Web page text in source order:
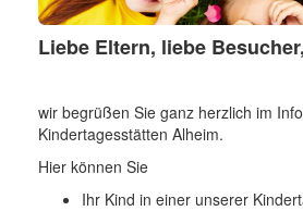
Liebe Eltern, liebe Besucher,
wir begrüßen Sie ganz herzlich im
Kindertagesstätten Alheim.
Hier können Sie
Ihr Kind in einer unserer